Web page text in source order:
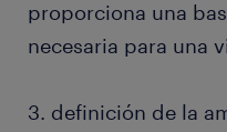
proporciona una
necesaria para una
3. definición de la